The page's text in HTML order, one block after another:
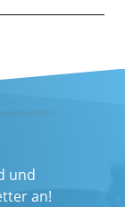
und
an!